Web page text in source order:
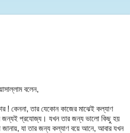
বলেন,
! কেননা, তার যেকোন কাজের মাঝেই কল্যাণ
জন্যই প্রযোজ্য। যখন তার জন্য ভালো কিছু হয়
যা তার জন্য কল্যাণ বয়ে আনে, আবার যখন